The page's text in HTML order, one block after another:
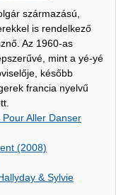
származású,
is rendelkező
Az 1960-as
mint a yé-yé
később
francia nyelvű
Aller Danser
(2008)
& Sylvie